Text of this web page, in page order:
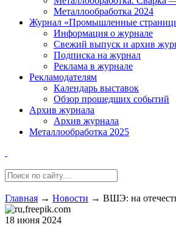
Металлообработка 2024
Журнал «Промышленные
Информация о журнале
Свежий выпуск и архив
Подписка на журнал
Реклама в журнале
Рекламодателям
Календарь выставок
Обзор прошедших событий
Архив журнала
Архив журнала
Металлообработка 2025
Главная → Новости → ВШЭ: на
18 июня 2024